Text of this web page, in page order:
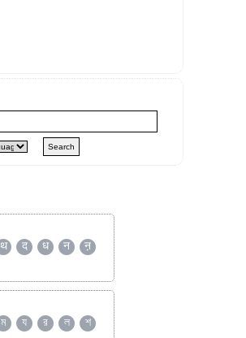
थ द ध न
ऩ
ম য র ল
শ